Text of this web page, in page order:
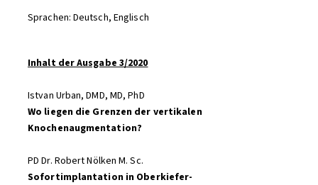
Sprachen: Deutsch, Englisch
Inhalt der Ausgabe 3/2020
Istvan Urban, DMD, MD, PhD
Wo liegen die Grenzen der vertikalen
Knochenaugmentation?
PD Dr. Robert Nölken M. Sc.
Sofortimplantation in Oberkiefer-